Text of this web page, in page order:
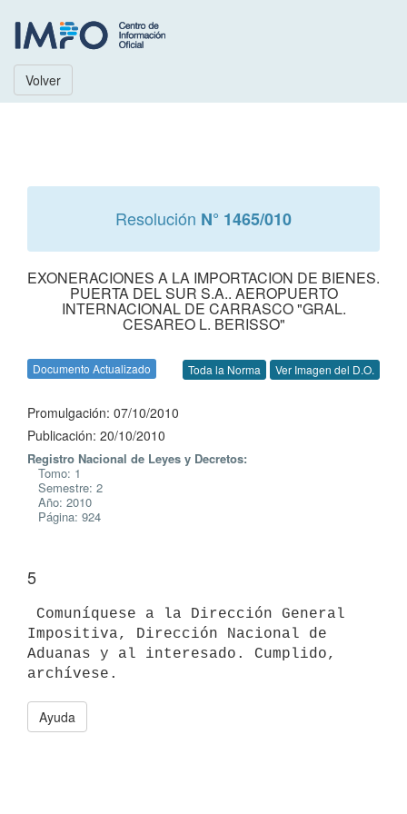
Volver
Resolución N° 1465/010
EXONERACIONES A LA IMPORTACION DE BIENES.
PUERTA DEL SUR S.A.. AEROPUERTO
INTERNACIONAL DE CARRASCO "GRAL.
CESAREO L. BERISSO"
Documento Actualizado Toda la Norma Ver Imagen del D.O.
Promulgación: 07/10/2010
Publicación: 20/10/2010
Registro Nacional de Leyes y Decretos:
Tomo: 1
Semestre: 2
Año: 2010
Página: 924
5
Impositiva, Dirección Nacional de
Aduanas y al interesado. Cumplido,
Ayuda